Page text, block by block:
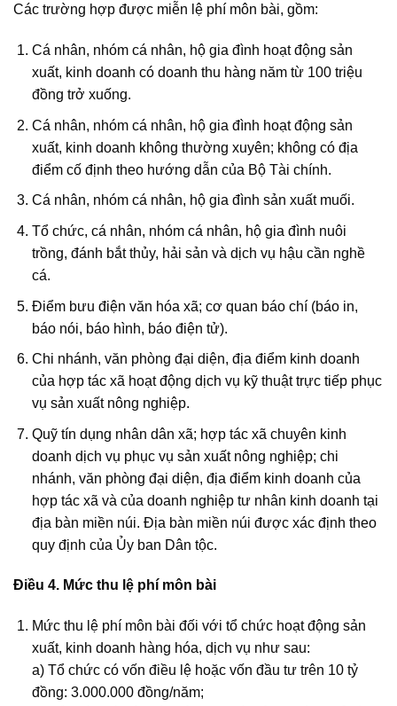
Các trường hợp được miễn lệ phí môn bài, gồm:
Cá nhân, nhóm cá nhân, hộ gia đình hoạt động sản
xuất, kinh doanh có doanh thu hàng năm từ 100 triệu
đồng trở xuống.
Cá nhân, nhóm cá nhân, hộ gia đình hoạt động sản
xuất, kinh doanh không thường xuyên; không có địa
điểm cố định theo hướng dẫn của Bộ Tài chính.
Cá nhân, nhóm cá nhân, hộ gia đình sản xuất muối.
Tổ chức, cá nhân, nhóm cá nhân, hộ gia đình nuôi
trồng, đánh bắt thủy, hải sản và dịch vụ hậu cần nghề
cá.
Điểm bưu điện văn hóa xã; cơ quan báo chí (báo in,
báo nói, báo hình, báo điện tử).
Chi nhánh, văn phòng đại diện, địa điểm kinh doanh
của hợp tác xã hoạt động dịch vụ kỹ thuật trực tiếp phục
vụ sản xuất nông nghiệp.
Quỹ tín dụng nhân dân xã; hợp tác xã chuyên kinh
doanh dịch vụ phục vụ sản xuất nông nghiệp; chi
nhánh, văn phòng đại diện, địa điểm kinh doanh của
hợp tác xã và của doanh nghiệp tư nhân kinh doanh tại
địa bàn miền núi. Địa bàn miền núi được xác định theo
quy định của Ủy ban Dân tộc.
Điều 4. Mức thu lệ phí môn bài
Mức thu lệ phí môn bài đối với tổ chức hoạt động sản
xuất, kinh doanh hàng hóa, dịch vụ như sau:
a) Tổ chức có vốn điều lệ hoặc vốn đầu tư trên 10 tỷ
đồng: 3.000.000 đồng/năm;